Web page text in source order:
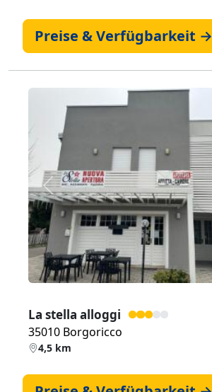
Preise & Verfügbarkeit →
Zurück
La stella alloggi
35010 Borgoricco
4,5 km